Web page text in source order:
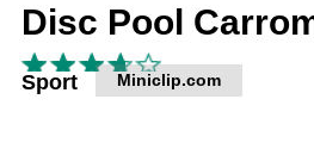
Disc Pool
Sport Miniclip.com